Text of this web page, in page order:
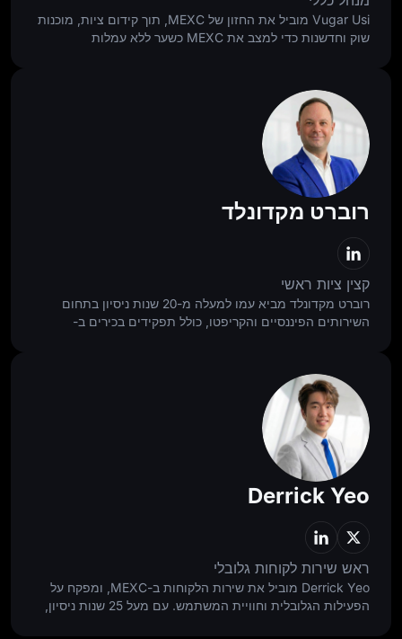
Vugar Usi מוביל את החזון של MEXC, תוך קידום ציות, מוכנות
שוק וחדשנות כדי למצב את MEXC כשער ללא עמלות
ואוקספורד, הוא מביא קפדנות וניסיון גלובלי לכל החלטה
אסטרטגית.
רוברט מקדונלד
קצין ציות ראשי
רוברט מקדונלד מביא עמו למעלה מ-20 שנות ניסיון בתחום
השירותים הפיננסיים והקריפטו, כולל תפקידים בכירים ב-
המשתמשים ומאפשרים גישה אחראית, תוך תמיכה בצמיחה
גלובלית מהירה יותר, בריאה יותר, ובת־קיימא.
Derrick Yeo
ראש שירות לקוחות גלובלי
Derrick Yeo מוביל את שירות הלקוחות ב-MEXC, ומפקח על
הפעילות הגלובלית וחוויית המשתמש. עם מעל 25 שנות ניסיון,